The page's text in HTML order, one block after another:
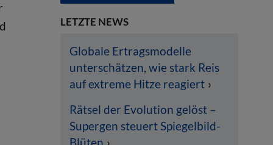
LETZTE NEWS
Globale Ertragsmodelle
unterschätzen, wie stark Reis
auf extreme Hitze reagiert
Rätsel der Evolution gelöst –
Supergen steuert Spiegelbild-